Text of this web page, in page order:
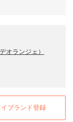
オランジェ）
イブランド登録